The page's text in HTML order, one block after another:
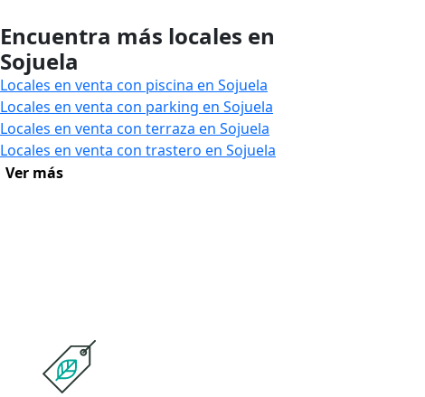
Encuentra más locales en
Sojuela
Locales en venta con piscina en Sojuela
Locales en venta con parking en Sojuela
Locales en venta con terraza en Sojuela
Locales en venta con trastero en Sojuela
Ver más